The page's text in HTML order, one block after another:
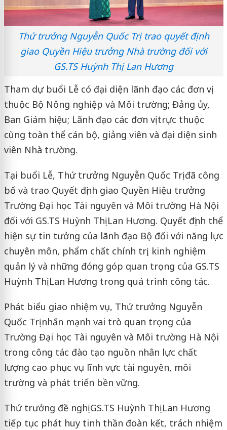
Thứ trưởng Nguyễn Quốc Trị trao quyết định
giao Quyền Hiệu trưởng Nhà trường đối với
GS.TS Huỳnh Thị Lan Hương
Tham dự buổi Lễ có đại diện lãnh đạo các đơn vị
thuộc Bộ Nông nghiệp và Môi trường; Đảng ủy,
Ban Giám hiệu; Lãnh đạo các đơn vị trực thuộc
cùng toàn thể cán bộ, giảng viên và đại diện sinh
viên Nhà trường.
Tại buổi Lễ, Thứ trưởng Nguyễn Quốc Trị đã công
bố và trao Quyết định giao Quyền Hiệu trưởng
Trường Đại học Tài nguyên và Môi trường Hà Nội
đối với GS.TS Huỳnh Thị Lan Hương. Quyết định thể
hiện sự tin tưởng của lãnh đạo Bộ đối với năng lực
chuyên môn, phẩm chất chính trị, kinh nghiệm
quản lý và những đóng góp quan trọng của GS.TS
Huỳnh Thị Lan Hương trong quá trình công tác.
Phát biểu giao nhiệm vụ, Thứ trưởng Nguyễn
Quốc Trị nhấn mạnh vai trò quan trọng của
Trường Đại học Tài nguyên và Môi trường Hà Nội
trong công tác đào tạo nguồn nhân lực chất
lượng cao phục vụ lĩnh vực tài nguyên, môi
trường và phát triển bền vững.
Thứ trưởng đề nghị GS.TS Huỳnh Thị Lan Hương
tiếp tục phát huy tinh thần đoàn kết, trách nhiệm